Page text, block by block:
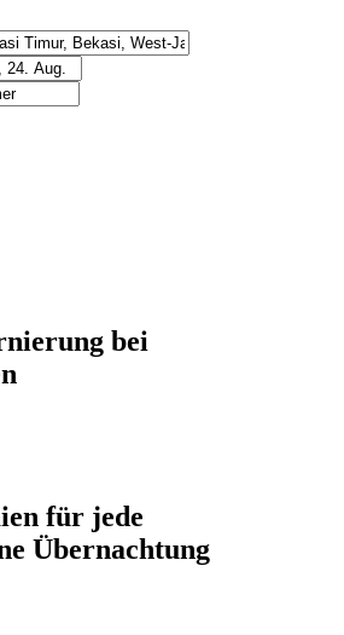
bei
für jede
Übernachtung